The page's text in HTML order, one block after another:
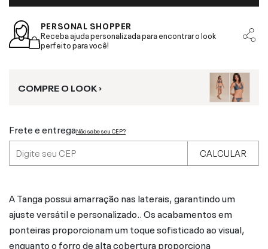
PERSONAL SHOPPER
Receba ajuda personalizada para encontrar o look
perfeito para você!
COMPRE O LOOK ›
Frete e entregaNão sabe seu CEP?
CALCULAR
A Tanga possui amarração nas laterais, garantindo um
ajuste versátil e personalizado.. Os acabamentos em
ponteiras proporcionam um toque sofisticado ao visual,
enquanto o forro de alta cobertura proporciona